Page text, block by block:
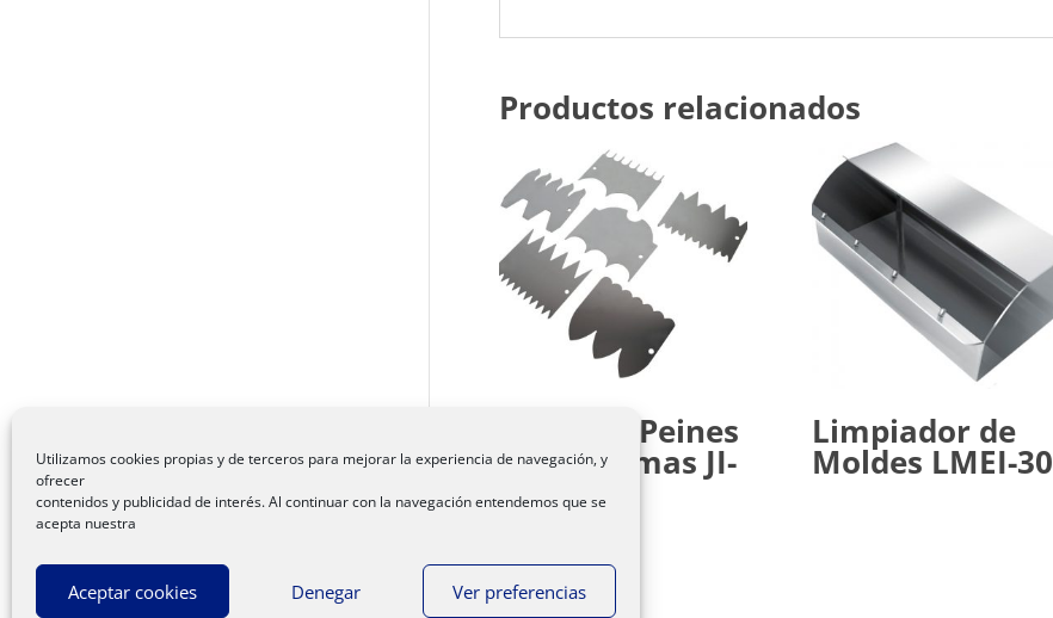
Utilizamos cookies propias y de terceros para mejorar la experiencia de navegación, y
ofrecer
contenidos y publicidad de interés. Al continuar con la navegación entendemos que se
acepta nuestra
Aceptar cookies Denegar Ver preferencias
Productos relacionados
Juego de Peines
para Cremas JI-
PC
Limpiador de
Moldes LMEI-30